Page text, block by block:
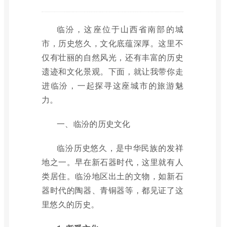
临汾，这座位于山西省南部的城
市，历史悠久，文化底蕴深厚。这里不
仅有壮丽的自然风光，还有丰富的历史
遗迹和文化景观。下面，就让我带你走
进临汾，一起探寻这座城市的旅游魅
力。
一、临汾的历史文化
临汾历史悠久，是中华民族的发祥
地之一。早在新石器时代，这里就有人
类居住。临汾地区出土的文物，如新石
器时代的陶器、青铜器等，都见证了这
里悠久的历史。